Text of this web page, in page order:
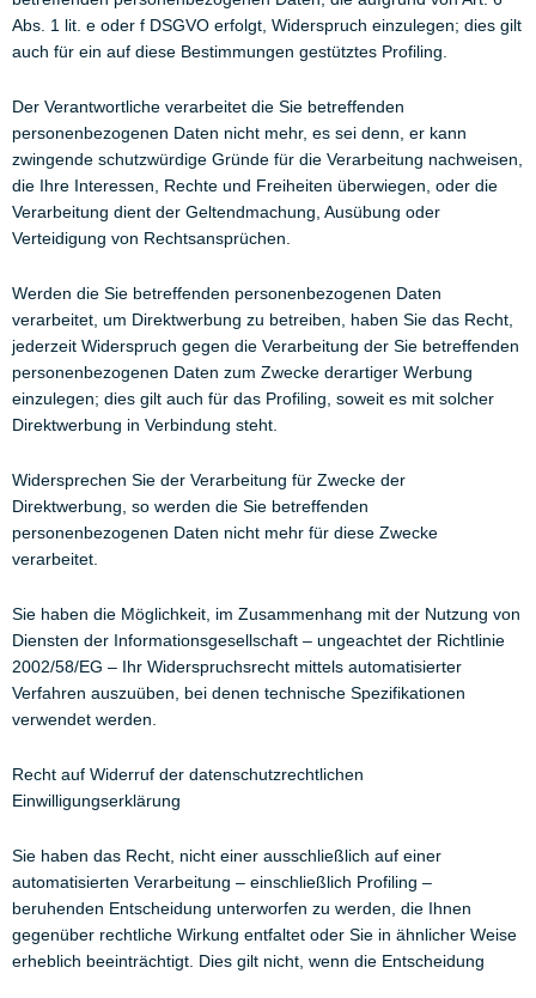
Abs. 1 lit. e oder f DSGVO erfolgt, Widerspruch einzulegen; dies gilt
auch für ein auf diese Bestimmungen gestütztes Profiling.
Der Verantwortliche verarbeitet die Sie betreffenden
personenbezogenen Daten nicht mehr, es sei denn, er kann
zwingende schutzwürdige Gründe für die Verarbeitung nachweisen,
die Ihre Interessen, Rechte und Freiheiten überwiegen, oder die
Verarbeitung dient der Geltendmachung, Ausübung oder
Verteidigung von Rechtsansprüchen.
Werden die Sie betreffenden personenbezogenen Daten
verarbeitet, um Direktwerbung zu betreiben, haben Sie das Recht,
jederzeit Widerspruch gegen die Verarbeitung der Sie betreffenden
personenbezogenen Daten zum Zwecke derartiger Werbung
einzulegen; dies gilt auch für das Profiling, soweit es mit solcher
Direktwerbung in Verbindung steht.
Widersprechen Sie der Verarbeitung für Zwecke der
Direktwerbung, so werden die Sie betreffenden
personenbezogenen Daten nicht mehr für diese Zwecke
verarbeitet.
Sie haben die Möglichkeit, im Zusammenhang mit der Nutzung von
Diensten der Informationsgesellschaft – ungeachtet der Richtlinie
2002/58/EG – Ihr Widerspruchsrecht mittels automatisierter
Verfahren auszuüben, bei denen technische Spezifikationen
verwendet werden.
Recht auf Widerruf der datenschutzrechtlichen
Einwilligungserklärung
Sie haben das Recht, nicht einer ausschließlich auf einer
automatisierten Verarbeitung – einschließlich Profiling –
beruhenden Entscheidung unterworfen zu werden, die Ihnen
gegenüber rechtliche Wirkung entfaltet oder Sie in ähnlicher Weise
erheblich beeinträchtigt. Dies gilt nicht, wenn die Entscheidung